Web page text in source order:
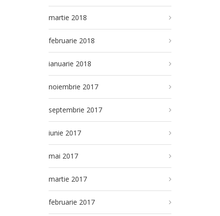
martie 2018
februarie 2018
ianuarie 2018
noiembrie 2017
septembrie 2017
iunie 2017
mai 2017
martie 2017
februarie 2017